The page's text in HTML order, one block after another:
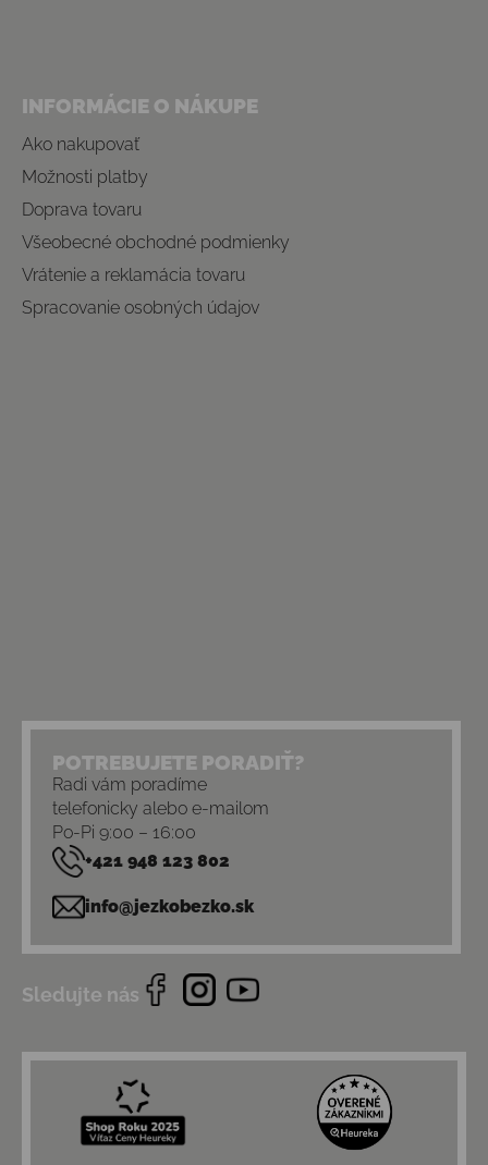
INFORMÁCIE O NÁKUPE
Ako nakupovať
Možnosti platby
Doprava tovaru
Všeobecné obchodné podmienky
Vrátenie a reklamácia tovaru
Spracovanie osobných údajov
POTREBUJETE PORADIŤ?
Radi vám poradíme
telefonicky alebo e-mailom
Po-Pi 9:00 – 16:00
+421 948 123 802
info@jezkobezko.sk
Sledujte nás